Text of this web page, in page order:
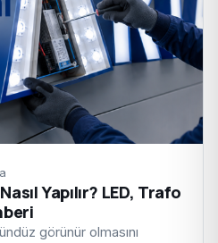
Yapılır? LED, Trafo
görünür olmasını